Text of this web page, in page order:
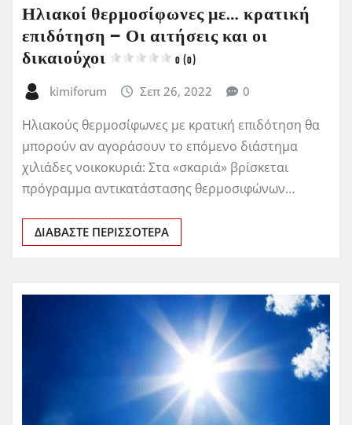
Ηλιακοί θερμοσίφωνες με… κρατική
επιδότηση – Οι αιτήσεις και οι
δικαιούχοι
0 (0)
kimiforum Σεπ 26, 2022 0
Ηλιακούς θερμοσίφωνες με κρατική επιδότηση θα
μπορούν αν αγοράσουν το επόμενο διάστημα
χιλιάδες νοικοκυριά: Στα «σκαριά» βρίσκεται
πρόγραμμα αντικατάστασης θερμοσιφώνων…
ΔΙΑΒΆΣΤΕ ΠΕΡΙΣΣΌΤΕΡΑ